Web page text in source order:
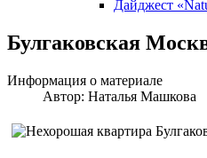
Дайджест
Булгаковская
Информация о материале
Автор: Наталья Машкова